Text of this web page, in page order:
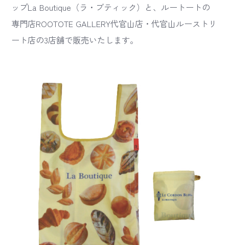
ップLa Boutique（ラ・ブティック）と、ルートートの
専門店ROOTOTE GALLERY代官山店・代官山ルーストリ
ート店の3店舗で販売いたします。